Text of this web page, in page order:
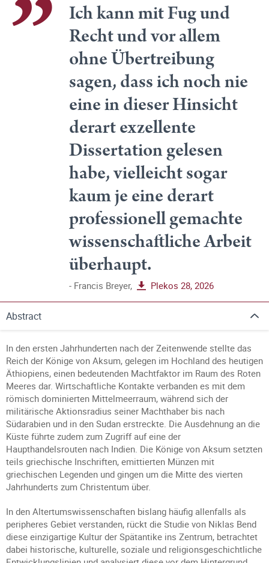
Ich kann mit Fug und
Recht und vor allem
ohne Übertreibung
sagen, dass ich noch nie
eine in dieser Hinsicht
derart exzellente
Dissertation gelesen
habe, vielleicht sogar
kaum je eine derart
professionell gemachte
wissenschaftliche Arbeit
überhaupt.
Francis Breyer, Plekos 28, 2026
Abstract
In den ersten Jahrhunderten nach der Zeitenwende stellte das
Reich der Könige von Aksum, gelegen im Hochland des heutigen
Äthiopiens, einen bedeutenden Machtfaktor im Raum des Roten
Meeres dar. Wirtschaftliche Kontakte verbanden es mit dem
römisch dominierten Mittelmeerraum, während sich der
militärische Aktionsradius seiner Machthaber bis nach
Südarabien und in den Sudan erstreckte. Die Ausdehnung an die
Küste führte zudem zum Zugriff auf eine der
Haupthandelsrouten nach Indien. Die Könige von Aksum setzten
teils griechische Inschriften, emittierten Münzen mit
griechischen Legenden und gingen um die Mitte des vierten
Jahrhunderts zum Christentum über.
In den Altertumswissenschaften bislang häufig allenfalls als
peripheres Gebiet verstanden, rückt die Studie von Niklas Bend
diese einzigartige Kultur der Spätantike ins Zentrum, betrachtet
dabei historische, kulturelle, soziale und religionsgeschichtliche